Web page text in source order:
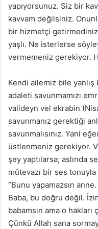
yapıyorsunuz. Siz bir
kavvam değilsiniz.
bir hizmetçi getirmediniz.
yaşlı. Ne isterlerse
vermemeniz gerekiyor.
Kendi ailemiz bile yanlış
adaleti savunmamızı
valideyn vel ekrabin
savunmanız gerektiği
savunmalısınız. Yani
üstlenmeniz gerekiyor.
şey yaptılarsa; aslında
mütevazı bir ses
“Bunu yapamazsın
Baba, bu doğru değil.
babamsın ama o
Çünkü Allah sana